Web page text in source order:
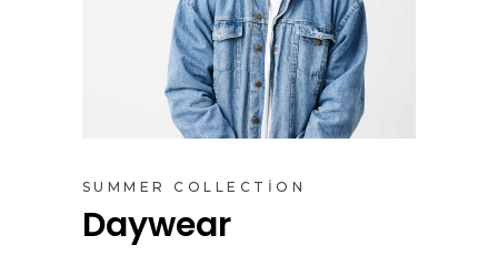
SUMMER COLLECTION
Daywear